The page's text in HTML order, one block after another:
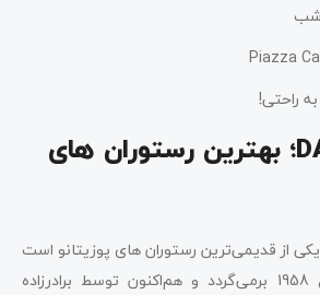
به راحتی!
DA VINCENZO؛ بهترین رستوران های
رستوران Da Vincenzo یکی از قدیمی‌ترین رستوران ‌های پوزیتانو است
که قدمت آن به سال 1958 برمی‌گردد و هم‌اکنون توسط برادرزاده